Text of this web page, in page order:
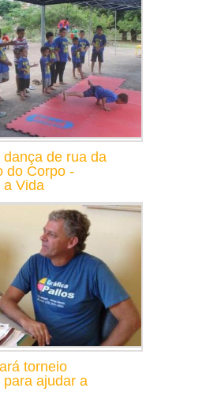
de rua da
do Corpo -
a Vida
torneio
ajudar a